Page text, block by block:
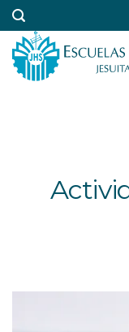
Saltar
al
contenido